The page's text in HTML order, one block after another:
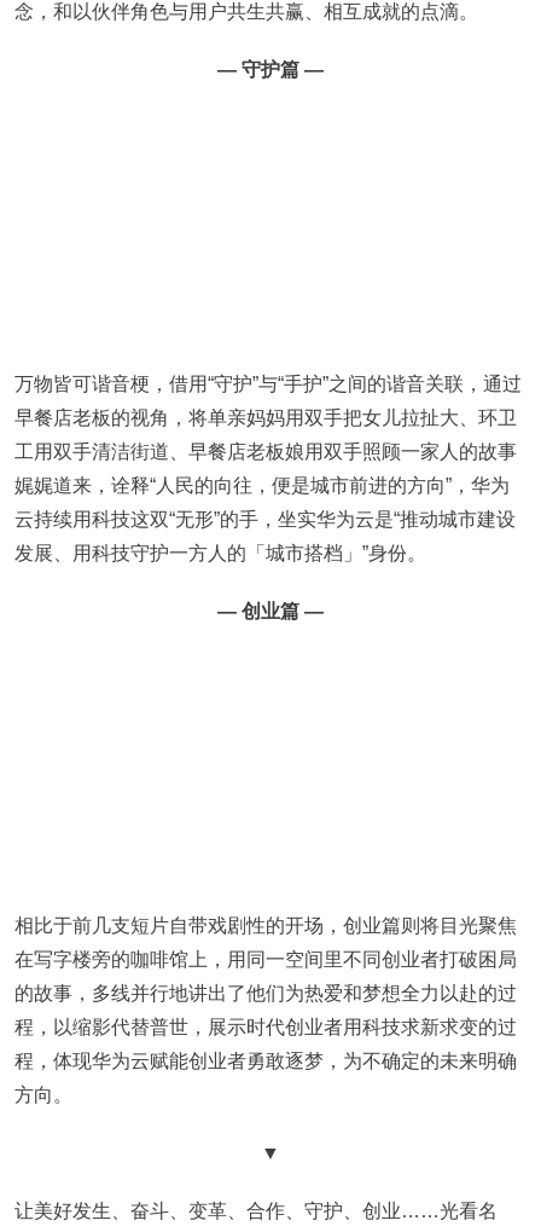
念，和以伙伴角色与用户共生共赢、相互成就的点滴。
— 守护篇 —
万物皆可谐音梗，借用“守护”与“手护”之间的谐音关联，通过
早餐店老板的视角，将单亲妈妈用双手把女儿拉扯大、环卫
工用双手清洁街道、早餐店老板娘用双手照顾一家人的故事
娓娓道来，诠释“人民的向往，便是城市前进的方向”，华为
云持续用科技这双“无形”的手，坐实华为云是“推动城市建设
发展、用科技守护一方人的「城市搭档」”身份。
— 创业篇 —
相比于前几支短片自带戏剧性的开场，创业篇则将目光聚焦
在写字楼旁的咖啡馆上，用同一空间里不同创业者打破困局
的故事，多线并行地讲出了他们为热爱和梦想全力以赴的过
程，以缩影代替普世，展示时代创业者用科技求新求变的过
程，体现华为云赋能创业者勇敢逐梦，为不确定的未来明确
方向。
▼
让美好发生、奋斗、变革、合作、守护、创业……光看名